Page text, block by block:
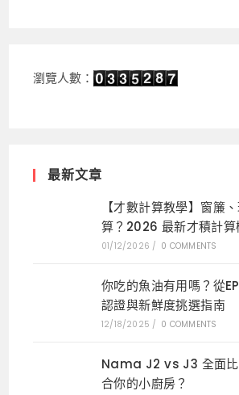
瀏覽人數：
最新文章
【才數計算教學】窗簾
算？2026 最新才積計算
01/12/2026 / 0 COMMENTS
你吃的魚油有用嗎？從
認證與新鮮度挑選指南
12/18/2025 / 0 COMMENTS
Nama J2 vs J3 全面比
合你的小廚房？